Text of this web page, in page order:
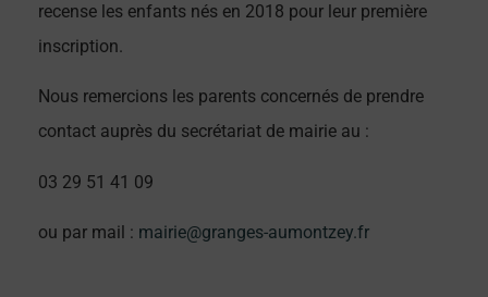
recense les enfants nés en 2018 pour leur première
inscription.
Nous remercions les parents concernés de prendre
contact auprès du secrétariat de mairie au :
03 29 51 41 09
ou par mail : mairie@granges-aumontzey.fr